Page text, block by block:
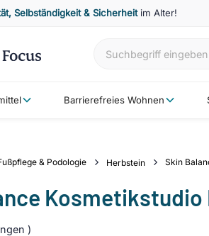
Selbständigkeit & Sicherheitim Alter!
Barrierefreies Wohnen
& Podologie Herbstein Skin
Kosmetikstudio
)